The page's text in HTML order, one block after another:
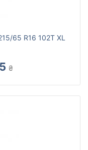
65 R16 102T XL
₴